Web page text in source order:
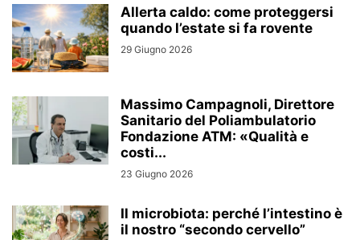
Allerta caldo: come proteggersi
quando l’estate si fa rovente
29 Giugno 2026
Massimo Campagnoli, Direttore
Sanitario del Poliambulatorio
Fondazione ATM: «Qualità e
costi...
23 Giugno 2026
Il microbiota: perché l’intestino è
il nostro “secondo cervello”